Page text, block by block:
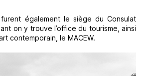
également le siège du Consulat
on y trouve l’office du tourisme, ainsi
contemporain, le MACEW.